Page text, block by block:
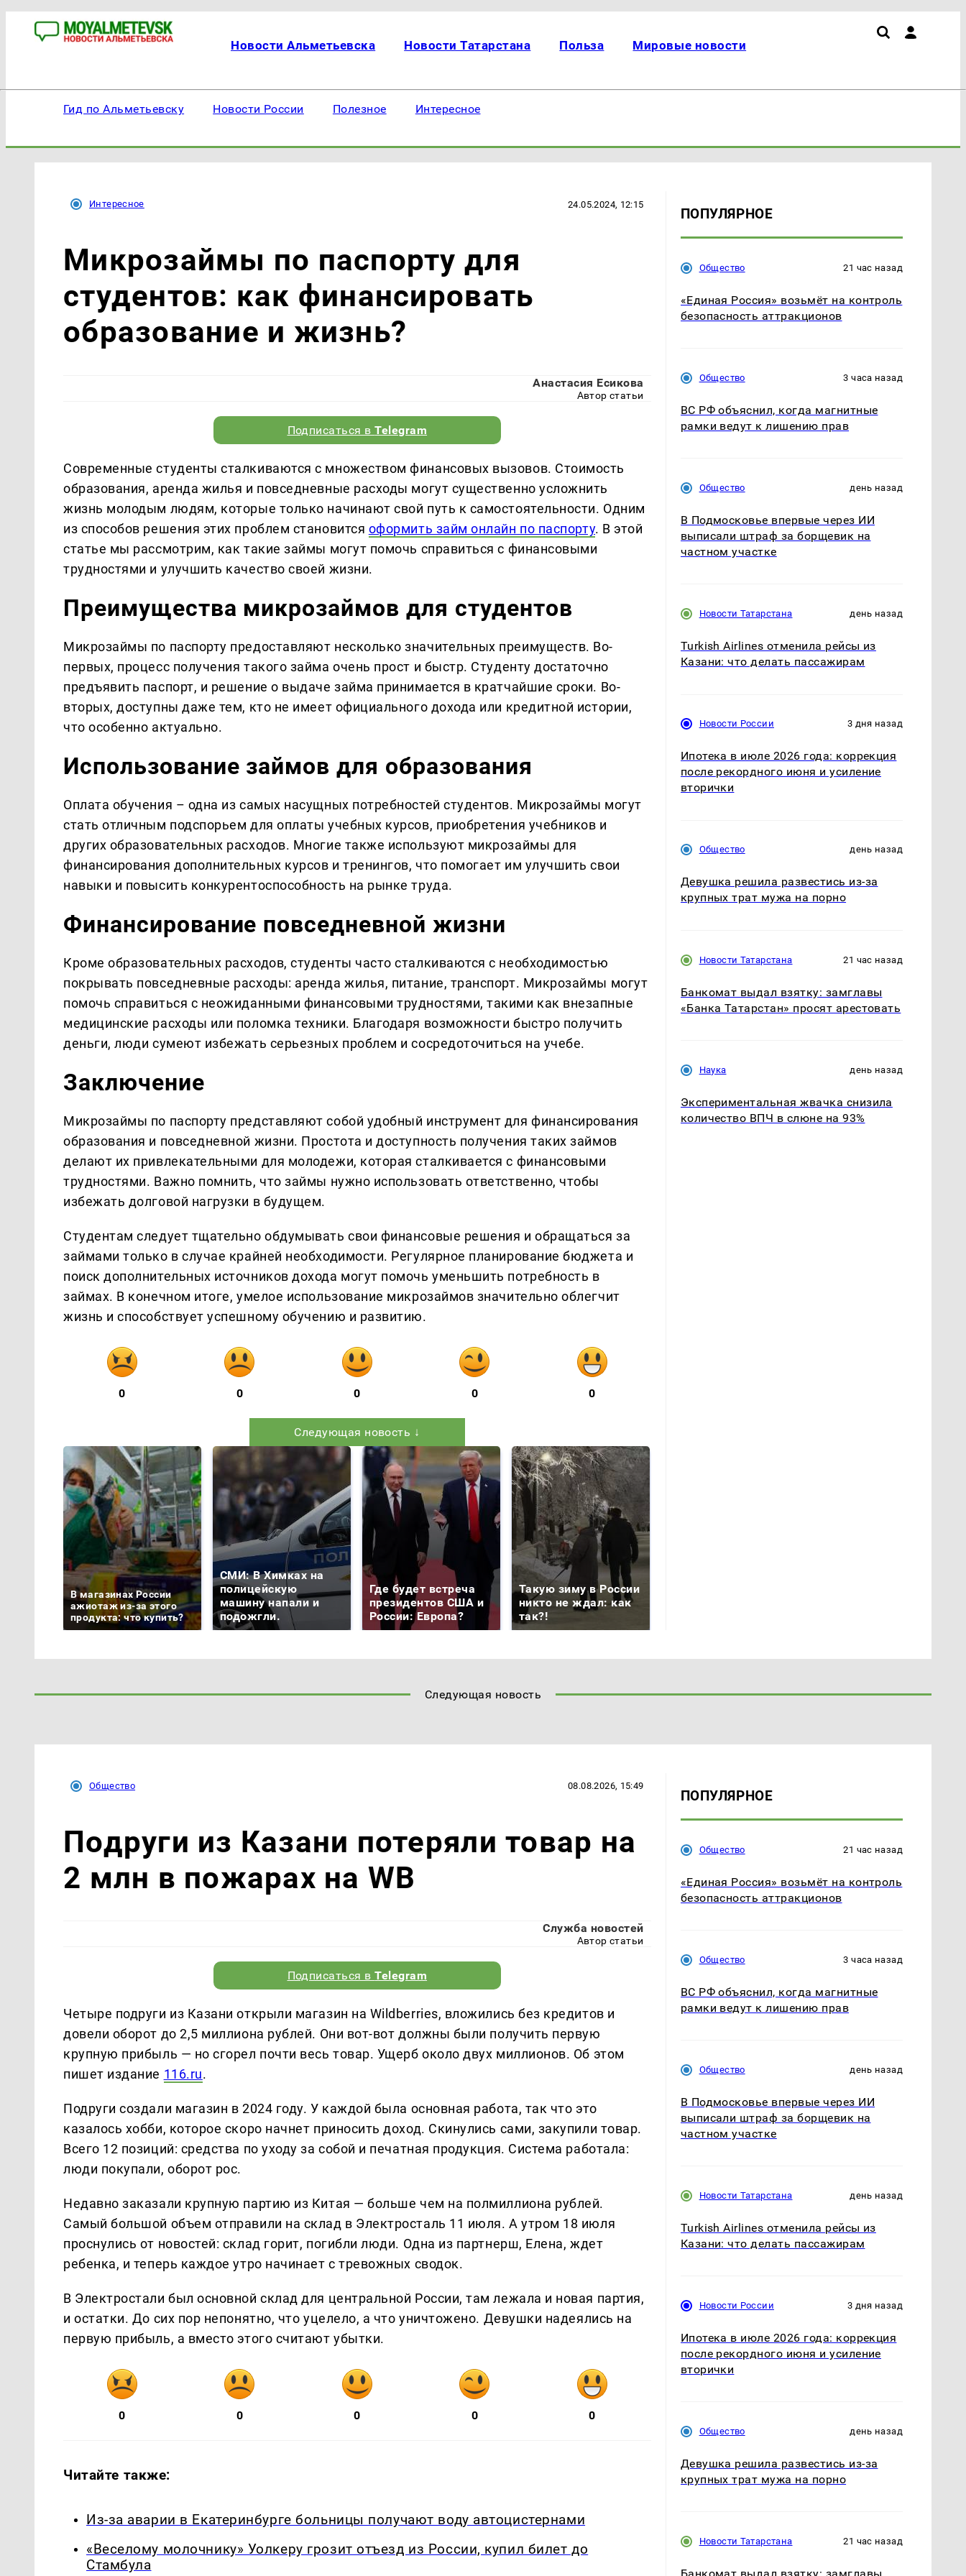
Новости Альметьевска Новости Татарстана Польза Мировые новости
Гид по Альметьевску Новости России Полезное Интересное
Интересное 24.05.2024, 12:15
Микрозаймы по паспорту для
студентов: как финансировать
образование и жизнь?
Анастасия Есикова
Автор статьи
Подписаться вTelegram
Современные студенты сталкиваются с множеством финансовых вызовов. Стоимость
образования, аренда жилья и повседневные расходы могут существенно усложнить
жизнь молодым людям, которые только начинают свой путь к самостоятельности. Одним
из способов решения этих проблем становится оформить займ онлайн по паспорту. В этой
статье мы рассмотрим, как такие займы могут помочь справиться с финансовыми
трудностями и улучшить качество своей жизни.
Преимущества микрозаймов для студентов
Микрозаймы по паспорту предоставляют несколько значительных преимуществ. Во-
первых, процесс получения такого займа очень прост и быстр. Студенту достаточно
предъявить паспорт, и решение о выдаче займа принимается в кратчайшие сроки. Во-
вторых, доступны даже тем, кто не имеет официального дохода или кредитной истории,
что особенно актуально.
Использование займов для образования
Оплата обучения – одна из самых насущных потребностей студентов. Микрозаймы могут
стать отличным подспорьем для оплаты учебных курсов, приобретения учебников и
других образовательных расходов. Многие также используют микрозаймы для
финансирования дополнительных курсов и тренингов, что помогает им улучшить свои
навыки и повысить конкурентоспособность на рынке труда.
Финансирование повседневной жизни
Кроме образовательных расходов, студенты часто сталкиваются с необходимостью
покрывать повседневные расходы: аренда жилья, питание, транспорт. Микрозаймы могут
помочь справиться с неожиданными финансовыми трудностями, такими как внезапные
медицинские расходы или поломка техники. Благодаря возможности быстро получить
деньги, люди сумеют избежать серьезных проблем и сосредоточиться на учебе.
Заключение
Микрозаймы по паспорту представляют собой удобный инструмент для финансирования
образования и повседневной жизни. Простота и доступность получения таких займов
делают их привлекательными для молодежи, которая сталкивается с финансовыми
трудностями. Важно помнить, что займы нужно использовать ответственно, чтобы
избежать долговой нагрузки в будущем.
Студентам следует тщательно обдумывать свои финансовые решения и обращаться за
займами только в случае крайней необходимости. Регулярное планирование бюджета и
поиск дополнительных источников дохода могут помочь уменьшить потребность в
займах. В конечном итоге, умелое использование микрозаймов значительно облегчит
жизнь и способствует успешному обучению и развитию.
0 0 0 0 0
Следующая новость ↓
В магазинах России
ажиотаж из-за этого
продукта: что купить?
СМИ: В Химках на
полицейскую
машину напали и
подожгли.
Где будет встреча
президентов США и
России: Европа?
Такую зиму в России
никто не ждал: как
так?!
ПОПУЛЯРНОЕ
Общество 21 час назад
«Единая Россия» возьмёт на контроль
безопасность аттракционов
Общество 3 часа назад
ВС РФ объяснил, когда магнитные
рамки ведут к лишению прав
Общество день назад
В Подмосковье впервые через ИИ
выписали штраф за борщевик на
частном участке
Новости Татарстана день назад
Turkish Airlines отменила рейсы из
Казани: что делать пассажирам
Новости России 3 дня назад
Ипотека в июле 2026 года: коррекция
после рекордного июня и усиление
вторички
Общество день назад
Девушка решила развестись из-за
крупных трат мужа на порно
Новости Татарстана 21 час назад
Банкомат выдал взятку: замглавы
«Банка Татарстан» просят арестовать
Наука день назад
Экспериментальная жвачка снизила
количество ВПЧ в слюне на 93%
Следующая новость
Общество 08.08.2026, 15:49
Подруги из Казани потеряли товар на
2 млн в пожарах на WB
Служба новостей
Автор статьи
Подписаться вTelegram
Четыре подруги из Казани открыли магазин на Wildberries, вложились без кредитов и
довели оборот до 2,5 миллиона рублей. Они вот-вот должны были получить первую
крупную прибыль — но сгорел почти весь товар. Ущерб около двух миллионов. Об этом
пишет издание 116.ru.
Подруги создали магазин в 2024 году. У каждой была основная работа, так что это
казалось хобби, которое скоро начнет приносить доход. Скинулись сами, закупили товар.
Всего 12 позиций: средства по уходу за собой и печатная продукция. Система работала:
люди покупали, оборот рос.
Недавно заказали крупную партию из Китая — больше чем на полмиллиона рублей.
Самый большой объем отправили на склад в Электросталь 11 июля. А утром 18 июля
проснулись от новостей: склад горит, погибли люди. Одна из партнерш, Елена, ждет
ребенка, и теперь каждое утро начинает с тревожных сводок.
В Электростали был основной склад для центральной России, там лежала и новая партия,
и остатки. До сих пор непонятно, что уцелело, а что уничтожено. Девушки надеялись на
первую прибыль, а вместо этого считают убытки.
0 0 0 0 0
Читайте также:
Из-за аварии в Екатеринбурге больницы получают воду автоцистернами
«Веселому молочнику» Уолкеру грозит отъезд из России, купил билет до
Стамбула
ПОПУЛЯРНОЕ
Общество 21 час назад
«Единая Россия» возьмёт на контроль
безопасность аттракционов
Общество 3 часа назад
ВС РФ объяснил, когда магнитные
рамки ведут к лишению прав
Общество день назад
В Подмосковье впервые через ИИ
выписали штраф за борщевик на
частном участке
Новости Татарстана день назад
Turkish Airlines отменила рейсы из
Казани: что делать пассажирам
Новости России 3 дня назад
Ипотека в июле 2026 года: коррекция
после рекордного июня и усиление
вторички
Общество день назад
Девушка решила развестись из-за
крупных трат мужа на порно
Новости Татарстана 21 час назад